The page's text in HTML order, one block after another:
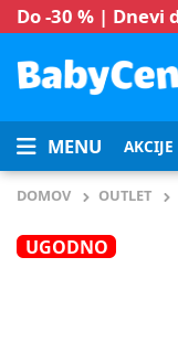
Do -30 % | Dnevi
MENU AKCIJE
DOMOV OUTLET
UGODNO